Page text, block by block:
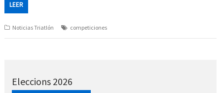
LEER
Noticias Triatlón competiciones
Eleccions 2026